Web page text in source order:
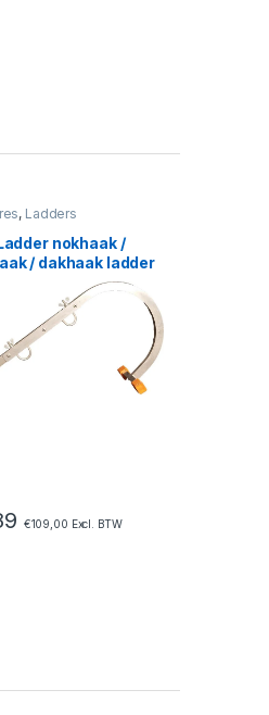
, Ladders
nokhaak /
/ dakhaak ladder
€109,00 Excl. BTW